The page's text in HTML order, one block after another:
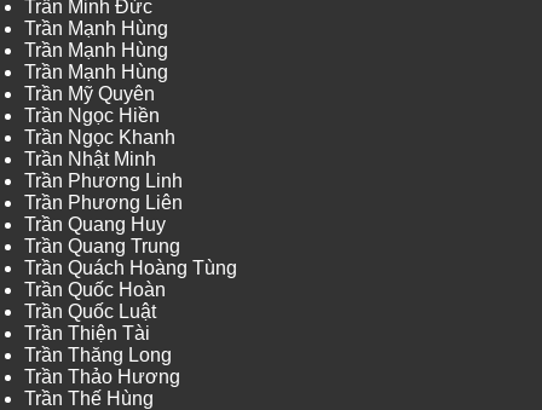
Trần Minh Đức
Trần Mạnh Hùng
Trần Mạnh Hùng
Trần Mạnh Hùng
Trần Mỹ Quyên
Trần Ngọc Hiền
Trần Ngọc Khanh
Trần Nhật Minh
Trần Phương Linh
Trần Phương Liên
Trần Quang Huy
Trần Quang Trung
Trần Quách Hoàng Tùng
Trần Quốc Hoàn
Trần Quốc Luật
Trần Thiện Tài
Trần Thăng Long
Trần Thảo Hương
Trần Thế Hùng